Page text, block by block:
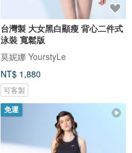
台灣製 大女黑白顯瘦 背心二件式
泳裝 寬鬆版
莫妮娜 YourstyLe
NT$ 1,880
可客製
免運